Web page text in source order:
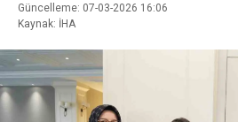
Güncelleme: 07-03-2026 16:06
Kaynak: İHA